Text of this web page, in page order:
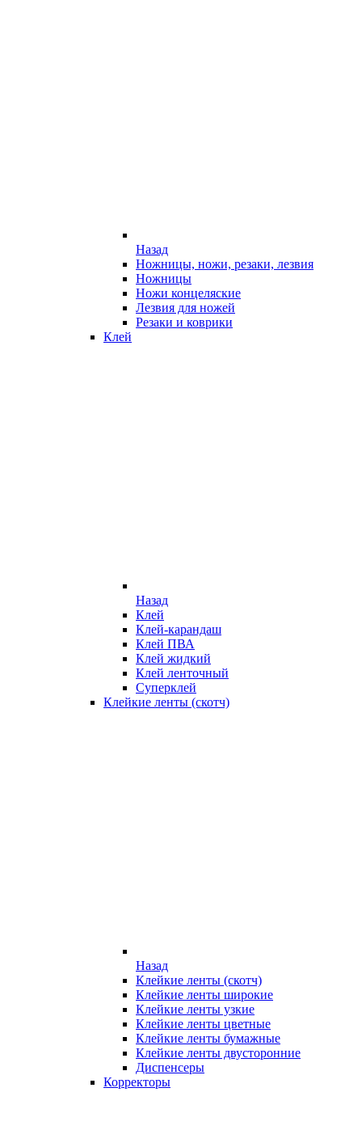
Назад
Ножницы, ножи, резаки, лезвия
Ножницы
Ножи концеляские
Лезвия для ножей
Резаки и коврики
Клей
Назад
Клей
Клей-карандаш
Клей ПВА
Клей жидкий
Клей ленточный
Суперклей
Клейкие ленты (скотч)
Назад
Клейкие ленты (скотч)
Клейкие ленты широкие
Клейкие ленты узкие
Клейкие ленты цветные
Клейкие ленты бумажные
Клейкие ленты двусторонние
Диспенсеры
Корректоры